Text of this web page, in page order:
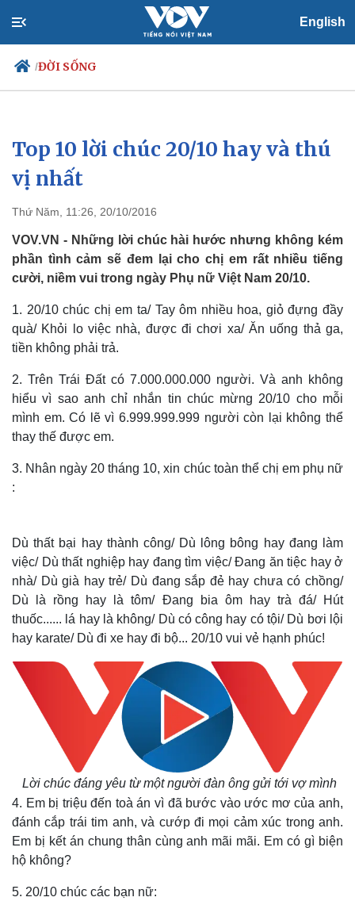
English
/ĐỜI SỐNG
Chính trị
Đảng
Tổ chức nhân sự
Nhận diện sự thật
Xã hội
Việc làm
Biển đảo
Top 10 lời chúc 20/10 hay và thú
vị nhất
Thứ Năm, 11:26, 20/10/2016
VOV.VN - Những lời chúc hài hước nhưng không kém
phần tình cảm sẽ đem lại cho chị em rất nhiều tiếng
cười, niềm vui trong ngày Phụ nữ Việt Nam 20/10.
1. 20/10 chúc chị em ta/ Tay ôm nhiều hoa, giỏ đựng đầy
quà/ Khỏi lo việc nhà, được đi chơi xa/ Ăn uống thả ga,
tiền không phải trả.
2. Trên Trái Đất có 7.000.000.000 người. Và anh không
hiểu vì sao anh chỉ nhắn tin chúc mừng 20/10 cho mỗi
mình em. Có lẽ vì 6.999.999.999 người còn lại không thể
thay thế được em.
3. Nhân ngày 20 tháng 10, xin chúc toàn thể chị em phụ nữ
:
Dù thất bại hay thành công/ Dù lông bông hay đang làm
việc/ Dù thất nghiệp hay đang tìm việc/ Đang ăn tiệc hay ở
nhà/ Dù già hay trẻ/ Dù đang sắp đẻ hay chưa có chồng/
Dù là rồng hay là tôm/ Đang bia ôm hay trà đá/ Hút
thuốc...... lá hay là không/ Dù có công hay có tội/ Dù bơi lội
hay karate/ Dù đi xe hay đi bộ... 20/10 vui vẻ hạnh phúc!
Lời chúc đáng yêu từ một người đàn ông gửi tới vợ mình
4. Em bị triệu đến toà án vì đã bước vào ước mơ của anh,
đánh cắp trái tim anh, và cướp đi mọi cảm xúc trong anh.
Em bị kết án chung thân cùng anh mãi mãi. Em có gì biện
hộ không?
5. 20/10 chúc các bạn nữ: